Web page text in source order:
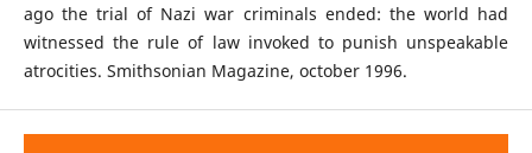
ago the trial of Nazi war criminals ended: the world had
witnessed the rule of law invoked to punish unspeakable
atrocities. Smithsonian Magazine, october 1996.